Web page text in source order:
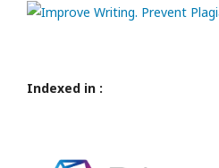
Indexed in :